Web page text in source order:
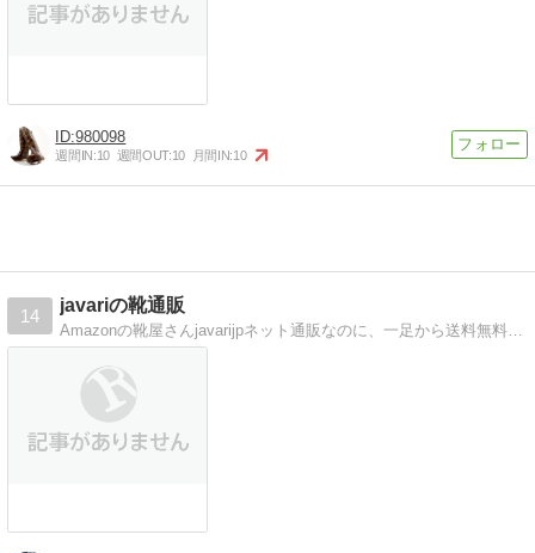
980098
週間IN:10 週間OUT:10 月間IN:10
14
javariの靴通販
Amazonの靴屋さんjavarijpネット通販なのに、一足から送料無料返品無料で何度でも試し履きOK！